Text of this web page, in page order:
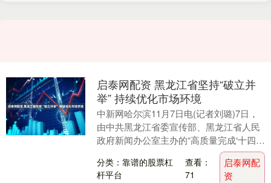
启泰网配资 黑龙江省坚持“破立并
举” 持续优化市场环境
中新网哈尔滨11月7日电(记者刘璐)7日，
由中共黑龙江省委宣传部、黑龙江省人民
政府新闻办公室主办的“高质量完成‘十四
五’规划”系列主题新闻发布会(第七场)举
行。....
分类：靠谱的股票杠
杆平台
查看：
71
启泰网配
资